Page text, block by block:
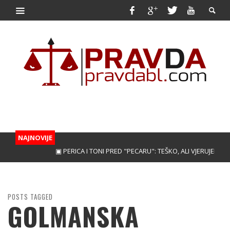
NAJNOVIJE
▣ PERICA I TONI PRED "PECARU": TEŠKO, ALI VJERUJEMO! ▣
POSTS TAGGED
GOLMANSKA